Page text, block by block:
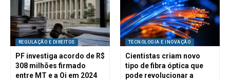
REGULAÇÃO E DIREITOS
PF investiga acordo de R$
308 milhões firmado
entre MT e a Oi em 2024
TECNOLOGIA E INOVAÇÃO
Cientistas criam novo
tipo de fibra óptica que
pode revolucionar a